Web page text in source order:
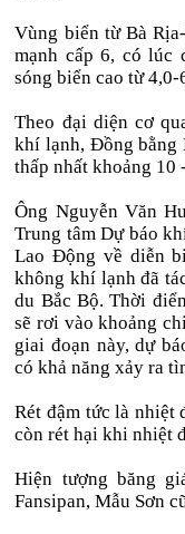
Vùng biển từ Bà
mạnh cấp 6, có lúc
sóng biển cao từ 4,0-
Theo đại diện cơ
khí lạnh, Đồng bằng
thấp nhất khoảng 10
Ông Nguyễn Văn
Trung tâm Dự báo
Lao Động về diễn
không khí lạnh đã
du Bắc Bộ. Thời
sẽ rơi vào khoảng
giai đoạn này, dự
có khả năng xảy ra
Rét đậm tức là nhiệt
còn rét hại khi nhiệt
Hiện tượng băng
Fansipan, Mẫu Sơn